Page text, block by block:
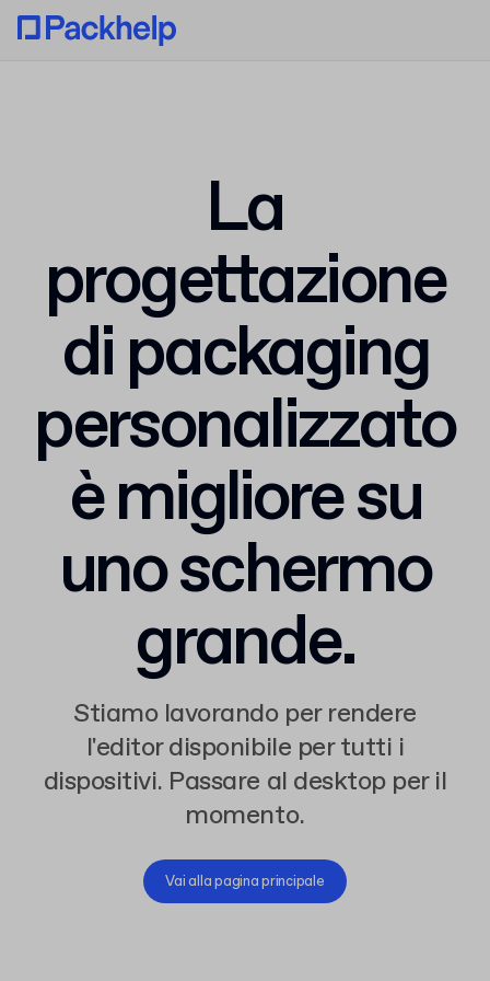
La
progettazione
di packaging
personalizzato
è migliore su
uno schermo
grande.
Stiamo lavorando per rendere
l'editor disponibile per tutti i
dispositivi. Passare al desktop per il
momento.
Vai alla pagina principale